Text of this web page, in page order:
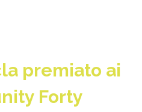
premiato ai
Forty